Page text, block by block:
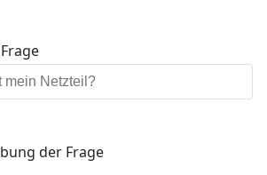
der Frage